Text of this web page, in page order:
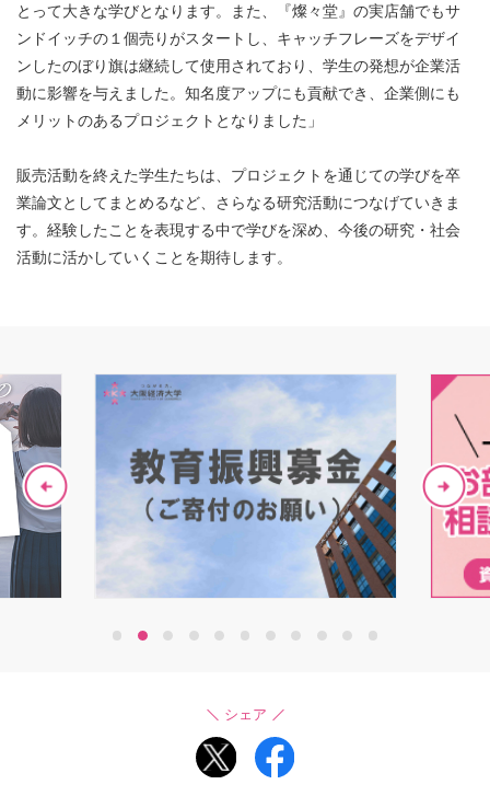
とって大きな学びとなります。また、『燦々堂』の実店舗でもサ
ンドイッチの１個売りがスタートし、キャッチフレーズをデザイ
ンしたのぼり旗は継続して使用されており、学生の発想が企業活
動に影響を与えました。知名度アップにも貢献でき、企業側にも
メリットのあるプロジェクトとなりました」
販売活動を終えた学生たちは、プロジェクトを通じての学びを卒
業論文としてまとめるなど、さらなる研究活動につなげていきま
す。経験したことを表現する中で学びを深め、今後の研究・社会
活動に活かしていくことを期待します。
2 4 5 7 9
シェア